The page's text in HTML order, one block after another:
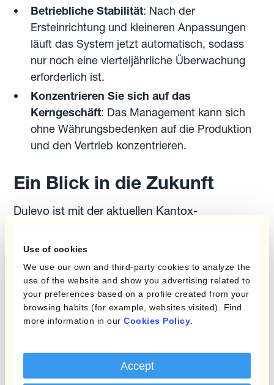
Use of cookies
We use our own and third-party cookies to analyze the
use of the website and show you advertising related to
your preferences based on a profile created from your
browsing habits (for example, websites visited). Find
more information in our Cookies Policy
Accept
Betriebliche Stabilität: Nach der
Ersteinrichtung und kleineren Anpassungen
läuft das System jetzt automatisch, sodass
nur noch eine vierteljährliche Überwachung
erforderlich ist.
Konzentrieren Sie sich auf das
Kerngeschäft: Das Management kann sich
ohne Währungsbedenken auf die Produktion
und den Vertrieb konzentrieren.
Ein Blick in die Zukunft
Dulevo ist mit der aktuellen Kantox-
Implementierung sind nur minimale
Änderungen erforderlich. Zu ihren
Zukunftsplänen gehört die potenzielle
Erweiterung der Lösung auf die Verwaltung
verschiedener Bankkonten, aber sie